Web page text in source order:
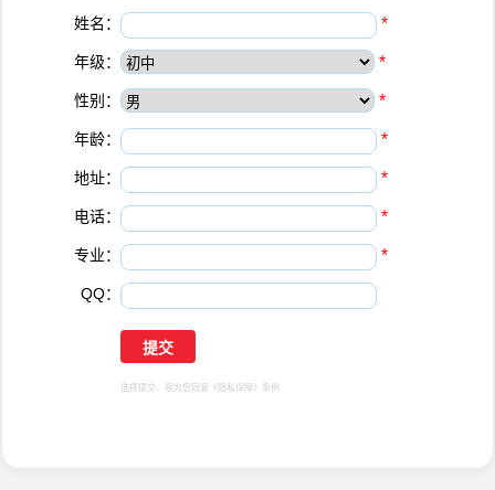
姓名： *
年级： *
性别： *
年龄： *
地址： *
电话： *
专业： *
QQ：
选择提交，视为您同意 《隐私保障》 条例